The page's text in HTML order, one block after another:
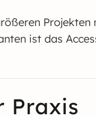
ist das
Praxis